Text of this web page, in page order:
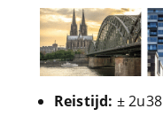
Reistijd: ± 2u38